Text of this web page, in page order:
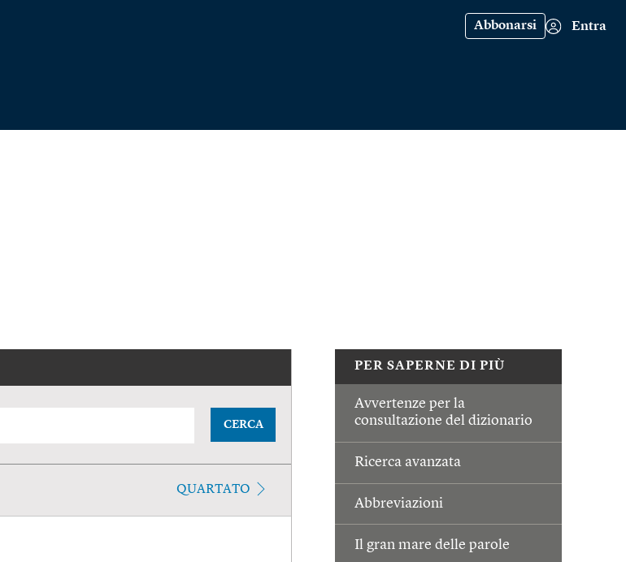
Abbonarsi Entra
PER SAPERNE DI PIÙ
Avvertenze per la
consultazione del dizionario
Ricerca avanzata
Abbreviazioni
Il gran mare delle parole
CERCA
QUARTATO